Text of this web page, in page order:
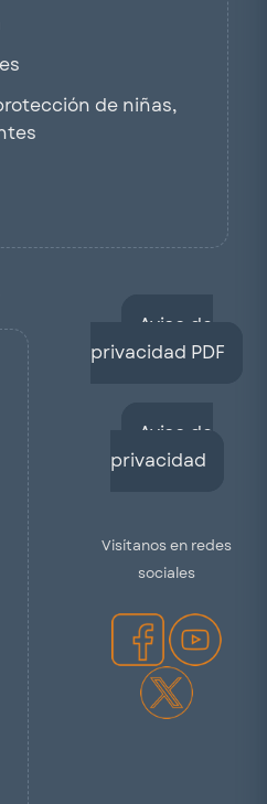
de niñas,
Aviso de
privacidad PDF
Aviso de
privacidad
Visítanos en redes
sociales